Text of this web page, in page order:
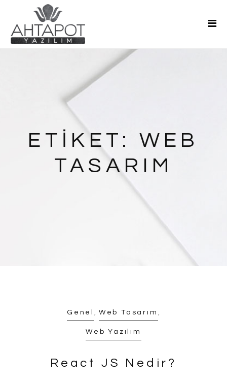
Ana Sayfa
Hakkımızda
ETIKET: WEB
TASARIM
Genel , Web Tasarım ,
Web Yazılım
React JS Nedir?